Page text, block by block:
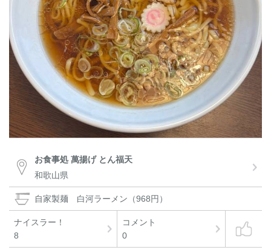
お食事処 萬揚げ とん福天
和歌山県
自家製麺 白河ラーメン（968円）
ナイスラー！
8
コメント
0